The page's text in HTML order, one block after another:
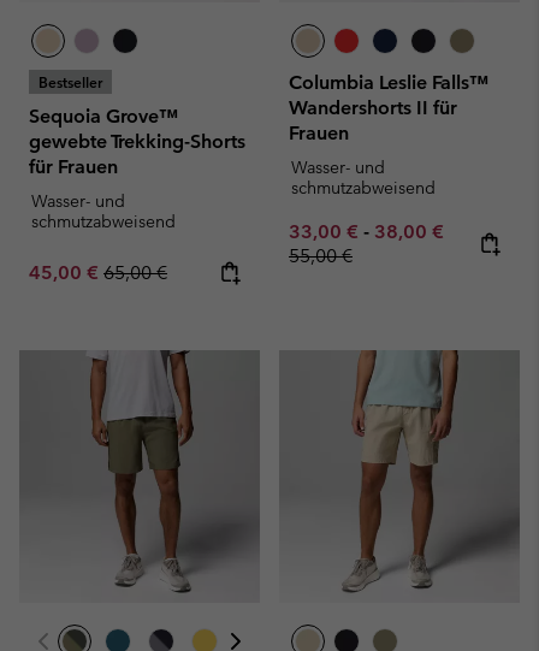
Bestseller
Sequoia Grove™
gewebte Trekking-Shorts
für Frauen
Wasser- und
schmutzabweisend
Sale price:
45,00 € Regular price:
65,00 €
Columbia Leslie Falls™
Wandershorts II für
Frauen
Wasser- und
schmutzabweisend
Minimum sale price:
33,00 € - Maximum sale
38,00 € Regular
55,00 €